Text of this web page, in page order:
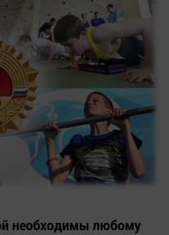
необходимы любому